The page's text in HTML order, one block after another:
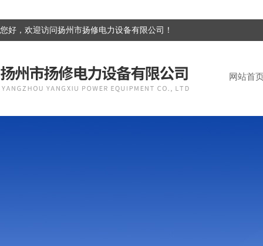
您好，欢迎访问扬州市扬修电力设备有限公司！
网站首